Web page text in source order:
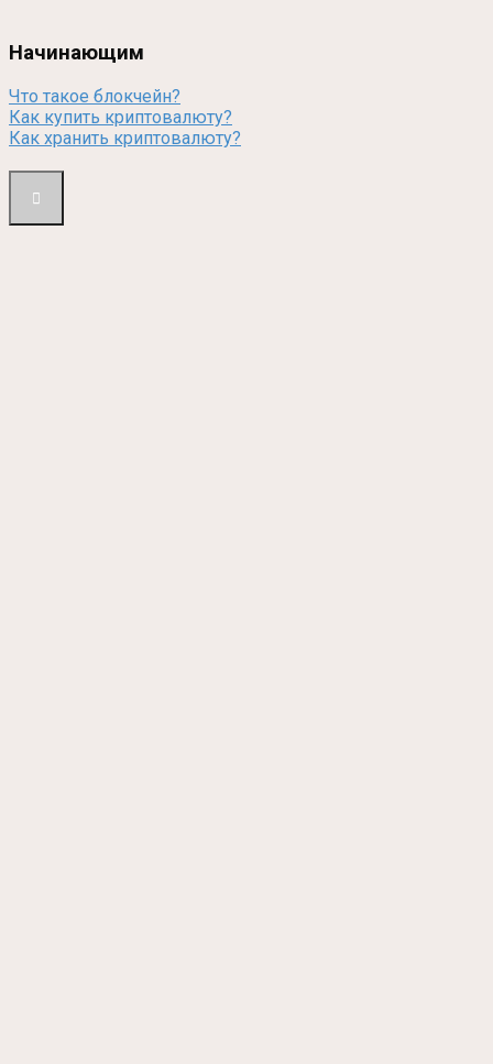
Начинающим
Что такое блокчейн?
Как купить криптовалюту?
Как хранить криптовалюту?